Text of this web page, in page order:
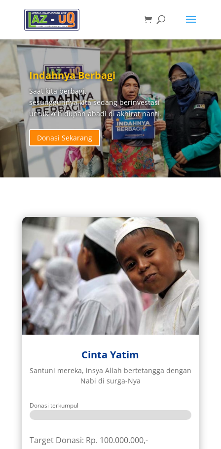
Indahnya Berbagi
Saat kita berbagi,
sesungguhnya kita sedang berinvestasi
untuk kehidupan abadi di akhirat nanti.
Donasi Sekarang
Cinta Yatim
Santuni mereka, insya Allah bertetangga dengan
Nabi di surga-Nya
Donasi terkumpul
Target Donasi: Rp. 100.000.000,-